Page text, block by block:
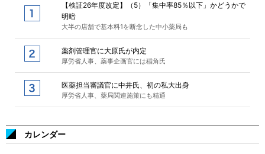
【検証26年度改定】（5）「集中率85％以下」かどうかで
明暗
大半の店舗で基本料1を断念した中小薬局も
薬剤管理官に大原氏が内定
厚労省人事、薬事企画官には稲角氏
医薬担当審議官に中井氏、初の私大出身
厚労省人事、薬局関連施策にも精通
カレンダー